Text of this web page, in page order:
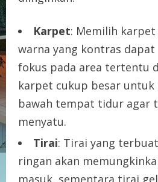
Karpet: Memilih
warna yang kontras
fokus pada area tertentu
karpet cukup besar
bawah tempat tidur agar
menyatu.
Tirai: Tirai yang
ringan akan